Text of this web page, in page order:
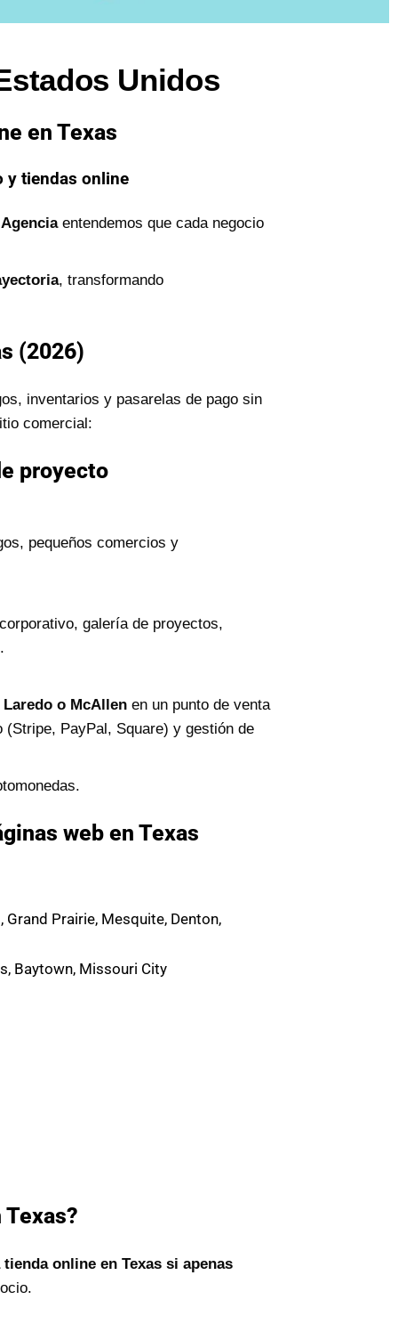
Unidos
en Texas
y tiendas online
entendemos que cada negocio
, transformando
(2026)
inventarios y pasarelas de pago sin
comercial:
proyecto
pequeños comercios y
galería de proyectos,
o McAllen en un punto de venta
PayPal, Square) y gestión de
web en Texas
Prairie, Mesquite, Denton,
Baytown, Missouri City
online en Texas si apenas